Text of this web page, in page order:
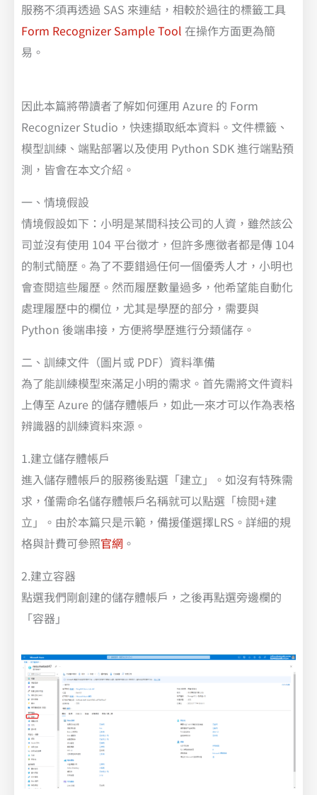
服務不須再透過 SAS 來連結，相較於過往的標籤工具
Form Recognizer Sample Tool 在操作方面更為簡
易。
因此本篇將帶讀者了解如何運用 Azure 的 Form
Recognizer Studio，快速擷取紙本資料。文件標籤、
模型訓練、端點部署以及使用 Python SDK 進行端點預
測，皆會在本文介紹。
一、情境假設
情境假設如下：小明是某間科技公司的人資，雖然該公
司並沒有使用 104 平台徵才，但許多應徵者都是傳 104
的制式簡歷。為了不要錯過任何一個優秀人才，小明也
會查閱這些履歷。然而履歷數量過多，他希望能自動化
處理履歷中的欄位，尤其是學歷的部分，需要與
Python 後端串接，方便將學歷進行分類儲存。
二、訓練文件（圖片或 PDF）資料準備
為了能訓練模型來滿足小明的需求。首先需將文件資料
上傳至 Azure 的儲存體帳戶，如此一來才可以作為表格
辨識器的訓練資料來源。
1.建立儲存體帳戶
進入儲存體帳戶的服務後點選「建立」。如沒有特殊需
求，僅需命名儲存體帳戶名稱就可以點選「檢閱+建
立」。由於本篇只是示範，備援僅選擇LRS。詳細的規
格與計費可參照官網 。
2.建立容器
點選我們剛創建的儲存體帳戶，之後再點選旁邊欄的
「容器」